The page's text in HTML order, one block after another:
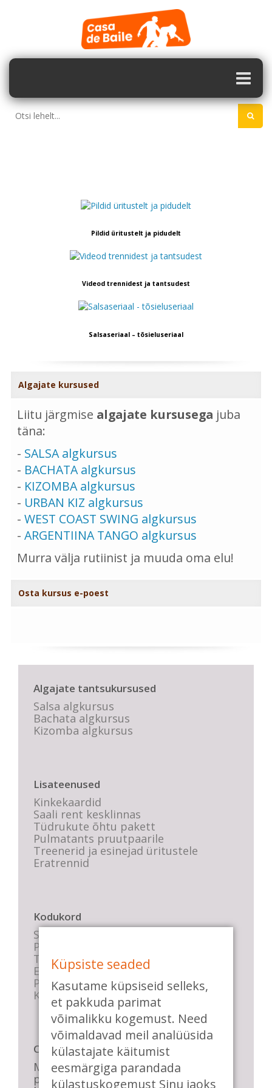
Pildid üritustelt ja pidudelt
Videod trennidest ja tantsudest
Salsaseriaal – tõsieluseriaal
Algajate kursused
Liitu järgmise algajate kursusega juba
täna:
- SALSA algkursus
- BACHATA algkursus
- KIZOMBA algkursus
- URBAN KIZ algkursus
- WEST COAST SWING algkursus
- ARGENTIINA TANGO algkursus
Murra välja rutiinist ja muuda oma elu!
Osta kursus e-poest
Algajate tantsukursused
Salsa algkursus
Bachata algkursus
Kizomba algkursus
Lisateenused
Kinkekaardid
Saali rent kesklinnas
Tüdrukute õhtu pakett
Pulmatants pruutpaarile
Treenerid ja esinejad üritustele
Eratrennid
Kodukord
Stuudio sisekord
Privaatsustingimused
Tasemete kirjeldused
E-poe tingimused
Parkimise info
KKK
Casa de Baile
Me pühendume lõbusale olemisele,
positiivsele seltskonnale ja
Küpsiste seaded
Kasutame küpsiseid selleks,
et pakkuda parimat
võimalikku kogemust. Need
võimaldavad meil analüüsida
külastajate käitumist
eesmärgiga parandada
külastuskogemust Sinu jaoks